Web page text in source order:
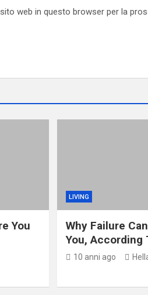
web in questo browser per la
You
LIVING
Why Failure
You, According
10 anni ago